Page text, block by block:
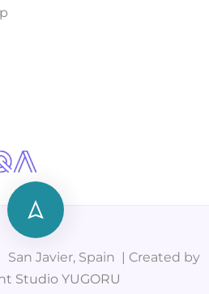
Javier, Spain | Created by
Studio YUGORU